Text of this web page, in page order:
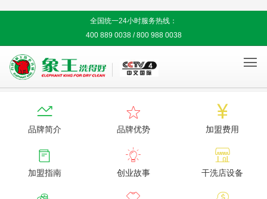
全国统一24小时服务热线：
400 889 0038 / 800 988 0038


品牌简介

品牌优势

加盟费用

加盟指南

创业故事

干洗店设备